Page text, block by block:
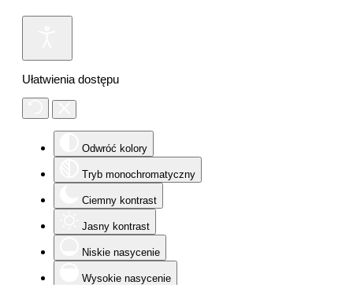
Ułatwienia dostępu
Odwróć kolory
Tryb monochromatyczny
Ciemny kontrast
Jasny kontrast
Niskie nasycenie
Wysokie nasycenie